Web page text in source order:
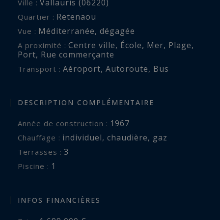
À proximité immédiate de Cannes, des golfs
renommés, de Sophia Antipolis et de l’aéroport
international de Nice, cette villa constitue une
opportunité rare pour une résidence principale
ou secondaire sur la Côte d’Azur.
Côte d’Azur Sotheby’s International Realty
privée, contactez Côte d’Azur Sotheby’s
International Realty, votre spécialiste de
l’immobilier de prestige entre Cannes, Antibes et
Ville : Vallauris (06220)
Quartier : Retenaou
Vue : Méditerranée, dégagée
A proximité : Centre ville, École, Mer, Plage,
Port, Rue commerçante
Transport : Aéroport, Autoroute, Bus
DESCRIPTION COMPLÉMENTAIRE
Année de construction : 1967
Chauffage : individuel, chaudière, gaz
terrasses : 3
piscine : 1
INFOS FINANCIÈRES